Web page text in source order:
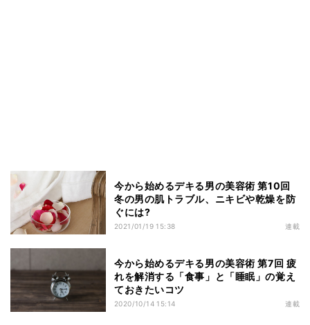
今から始めるデキる男の美容術 第10回
冬の男の肌トラブル、ニキビや乾燥を防
ぐには?
2021/01/19 15:38 連載
今から始めるデキる男の美容術 第7回 疲
れを解消する「食事」と「睡眠」の覚え
ておきたいコツ
2020/10/14 15:14 連載